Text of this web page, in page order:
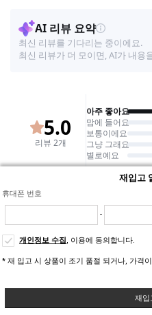
재입고
휴대폰 번호
-
개인정보 수집, 이용에 동의합니다.
* 재 입고 시 상품이 조기 품절 되거나, 가격
재입